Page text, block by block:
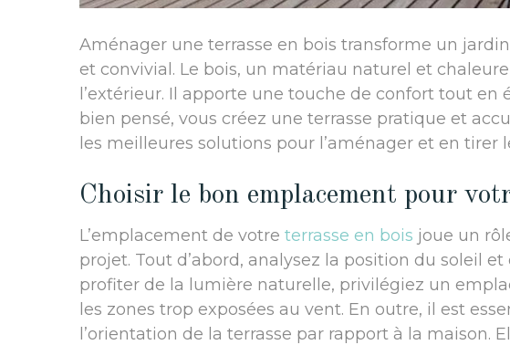
Aménager une terrasse en bois transforme un
et convivial. Le bois, un matériau naturel et
l’extérieur. Il apporte une touche de confort tout
bien pensé, vous créez une terrasse pratique et
les meilleures solutions pour l’aménager et en tirer
Choisir le bon emplacement pour
L’emplacement de votre terrasse en bois joue un
projet. Tout d’abord, analysez la position du soleil
profiter de la lumière naturelle, privilégiez un
les zones trop exposées au vent. En outre, il est
l’orientation de la terrasse par rapport à la maison.